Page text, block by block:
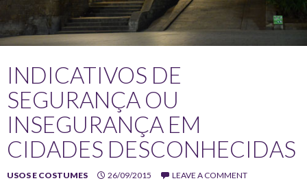
INDICATIVOS DE
SEGURANÇA OU
INSEGURANÇA EM
CIDADES DESCONHECIDAS
USOS E COSTUMES 26/09/2015 LEAVE A COMMENT